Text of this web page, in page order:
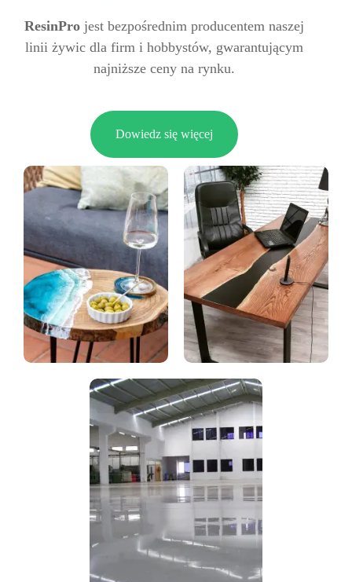
ResinPro jest bezpośrednim producentem naszej
linii żywic dla firm i hobbystów, gwarantującym
najniższe ceny na rynku.
Dowiedz się więcej